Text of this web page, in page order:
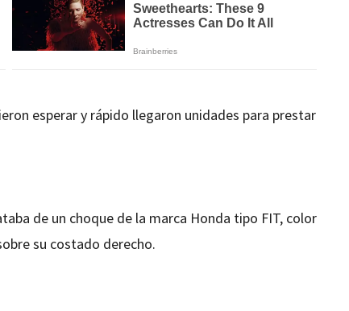
esperar y rápido llegaron unidades para prestar
de un choque de la marca Honda tipo FIT, color
su costado derecho.